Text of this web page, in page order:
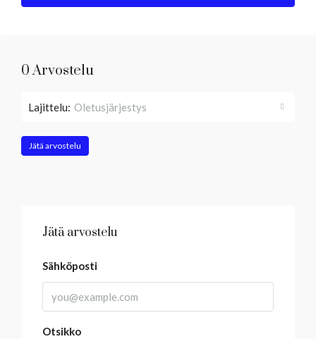
0 Arvostelu
Lajittelu: Oletusjärjestys
Jätä arvostelu
Jätä arvostelu
Sähköposti
Otsikko